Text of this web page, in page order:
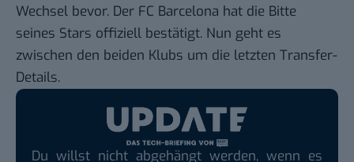
Wechsel bevor. Der FC Barcelona hat die Bitte
seines Stars offiziell bestätigt. Nun geht es
zwischen den beiden Klubs um die letzten Transfer-
Details.
Du willst nicht abgehängt werden, wenn es